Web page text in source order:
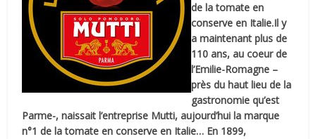
de la tomate en
conserve en Italie.Il y
a maintenant plus de
110 ans, au coeur de
l’Emilie-Romagne –
près du haut lieu de la
gastronomie qu’est
Parme-, naissait l’entreprise Mutti, aujourd’hui la marque
n°1 de la tomate en conserve en Italie… En 1899,